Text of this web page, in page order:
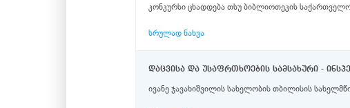
კონკურსი ცხადდება თსუ ბიბლიოთეკის
სრულად ნახვა
დაცვისა და უსაფრთხოების სამსახური -
ივანე ჯავახიშვილის სახელობის თბილისის